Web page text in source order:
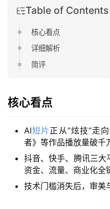
Table of Contents
核心看点
详细解析
简评
核心看点
AI短片正从”炫技”走
者》等作品播放量破千
抖音、快手、腾讯三大
资金、流量、商业化全
技术门槛消失后，审美